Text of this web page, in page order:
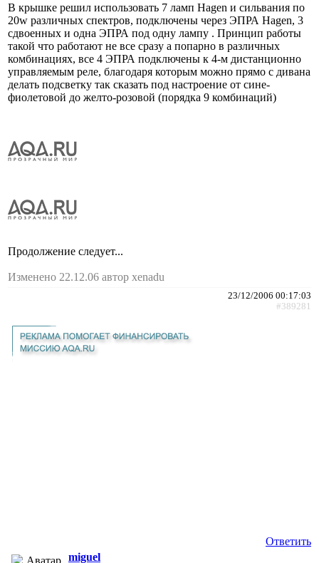
В крышке решил использовать 7 ламп Hagen и сильвания по
20w различных спектров, подключены через ЭПРА Hagen, 3
сдвоенных и одна ЭПРА под одну лампу . Принцип работы
такой что работают не все сразу а попарно в различных
комбинациях, все 4 ЭПРА подключены к 4-м дистанционно
управляемым реле, благодаря которым можно прямо с дивана
делать подсветку так сказать под настроение от сине-
фиолетовой до желто-розовой (порядка 9 комбинаций)
Продолжение следует...
Изменено 22.12.06 автор xenadu
23/12/2006 00:17:03
#389281
Ответить
miguel